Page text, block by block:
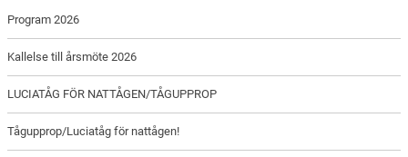
Program 2026
Kallelse till årsmöte 2026
LUCIATÅG FÖR NATTÅGEN/TÅGUPPROP
Tågupprop/Luciatåg för nattågen!